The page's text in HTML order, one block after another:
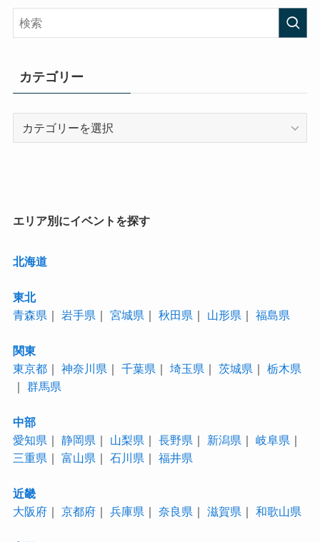
カテゴリー
エリア別にイベントを探す
北海道
東北
青森県 ｜ 岩手県 ｜ 宮城県 ｜ 秋田県 ｜ 山形県 ｜ 福島県
関東
東京都｜ 神奈川県 ｜ 千葉県 ｜ 埼玉県 ｜ 茨城県 ｜ 栃木県
｜ 群馬県
中部
愛知県 ｜ 静岡県 ｜ 山梨県 ｜ 長野県 ｜ 新潟県 ｜ 岐阜県 ｜
三重県 ｜ 富山県 ｜ 石川県 ｜ 福井県
近畿
大阪府｜ 京都府｜ 兵庫県 ｜ 奈良県 ｜ 滋賀県 ｜ 和歌山県